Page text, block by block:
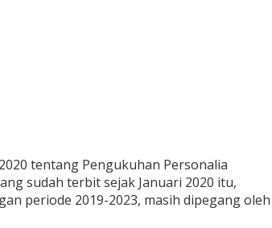
tentang Pengukuhan Personalia
sudah terbit sejak Januari 2020 itu,
periode 2019-2023, masih dipegang oleh